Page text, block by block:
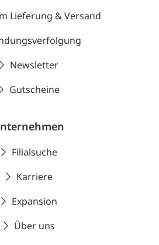
Lieferung & Versand
Newsletter
Gutscheine
Filialsuche
Karriere
Expansion
Über uns